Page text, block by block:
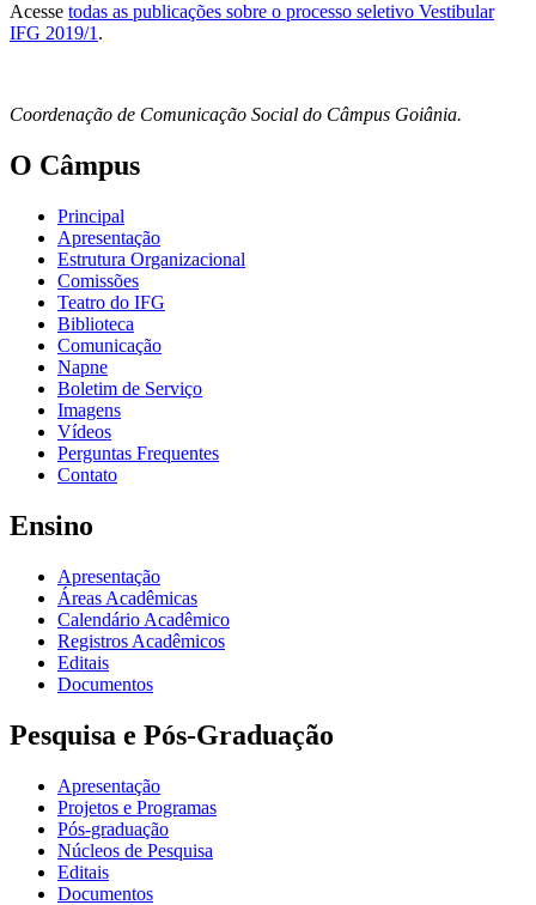
Acesse todas as publicações sobre o processo seletivo Vestibular
IFG 2019/1.
Coordenação de Comunicação Social do Câmpus Goiânia.
O Câmpus
Principal
Apresentação
Estrutura Organizacional
Comissões
Teatro do IFG
Biblioteca
Comunicação
Napne
Boletim de Serviço
Imagens
Vídeos
Perguntas Frequentes
Contato
Ensino
Apresentação
Áreas Acadêmicas
Calendário Acadêmico
Registros Acadêmicos
Editais
Documentos
Pesquisa e Pós-Graduação
Apresentação
Projetos e Programas
Pós-graduação
Núcleos de Pesquisa
Editais
Documentos